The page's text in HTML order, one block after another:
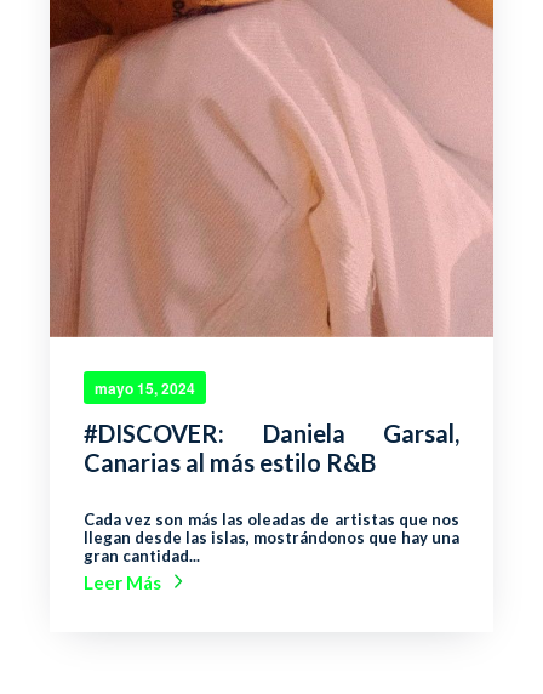
mayo 15, 2024
#DISCOVER: Daniela Garsal,
Canarias al más estilo R&B
Cada vez son más las oleadas de artistas que nos
llegan desde las islas, mostrándonos que hay una
gran cantidad...
Leer Más